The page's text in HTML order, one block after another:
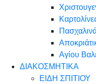
Αγίου
ΔΙΑΚΟΣΜΗΤΙΚΑ
ΕΙΔΗ ΣΠΙΤΙΟΥ